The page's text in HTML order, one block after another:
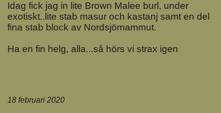
Idag fick jag in lite Brown Malee burl, under
exotiskt..lite stab masur och kastanj samt en del
fina stab block av Nordsjömammut.
Ha en fin helg, alla...så hörs vi strax igen
18 februari 2020